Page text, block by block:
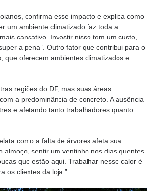
confirma esse impacto e explica como
um ambiente climatizado faz toda a
cansativo. Investir nisso tem um custo,
a pena”. Outro fator que contribui para o
que oferecem ambientes climatizados e
regiões do DF, mas suas áreas
a predominância de concreto. A ausência
e afetando tanto trabalhadores quanto
como a falta de árvores afeta sua
sentir um ventinho nos dias quentes.
que estão aqui. Trabalhar nesse calor é
os clientes da loja.”